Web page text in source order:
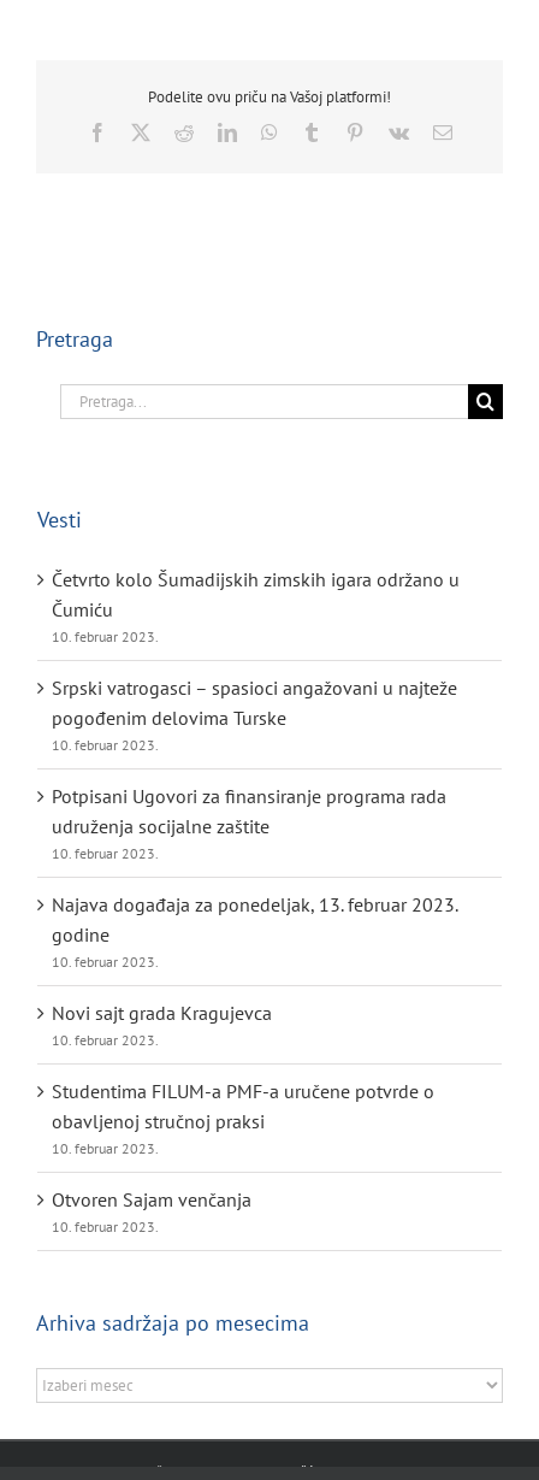
Podelite ovu priču na Vašoj platformi!
Facebook RedditLinkedInWhatsApp
Tumblr Pinterest
Vk Email
Pretraga
Search
for:
Vesti
Četvrto kolo Šumadijskih zimskih igara održano u
Čumiću
10. februar 2023.
Srpski vatrogasci – spasioci angažovani u najteže
pogođenim delovima Turske
10. februar 2023.
Potpisani Ugovori za finansiranje programa rada
udruženja socijalne zaštite
10. februar 2023.
Najava događaja za ponedeljak, 13. februar 2023.
godine
10. februar 2023.
Novi sajt grada Kragujevca
10. februar 2023.
Studentima FILUM-a PMF-a uručene potvrde o
obavljenoj stručnoj praksi
10. februar 2023.
Otvoren Sajam venčanja
10. februar 2023.
Arhiva sadržaja po mesecima
Arhiva
sadržaja
po
© Sva prava zadržana. 2025., Uslovi korišćenja